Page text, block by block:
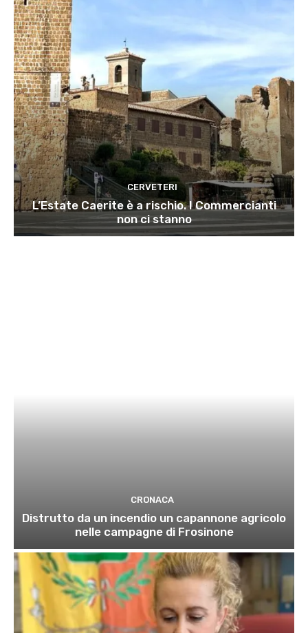
CERVETERI
L’Estate Caerite è a rischio. I Commercianti
non ci stanno
CRONACA
Distrutto da un incendio un capannone agricolo
nelle campagne di Frosinone